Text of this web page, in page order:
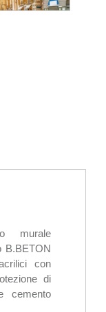
murale
B.BETON
con
di
cemento